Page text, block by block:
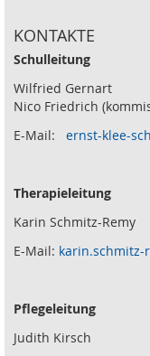
KONTAKTE
Schulleitung
Wilfried Gernart
Nico Friedrich
E-Mail: ernst-klee-
Therapieleitung
Karin Schmitz-Remy
E-Mail: karin.schmitz-
Pflegeleitung
Judith Kirsch